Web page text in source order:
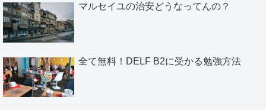
マルセイユの治安どうなってんの？
全て無料！DELF B2に受かる勉強方法